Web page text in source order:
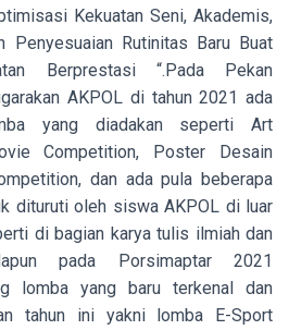
Kekuatan Seni, Akademis,
Penyesuaian Rutinitas Baru Buat
Berprestasi “.Pada Pekan
AKPOL di tahun 2021 ada
yang diadakan seperti Art
Competition, Poster Desain
dan ada pula beberapa
dituruti oleh siswa AKPOL di luar
di bagian karya tulis ilmiah dan
pada Porsimaptar 2021
lomba yang baru terkenal dan
tahun ini yakni lomba E-Sport